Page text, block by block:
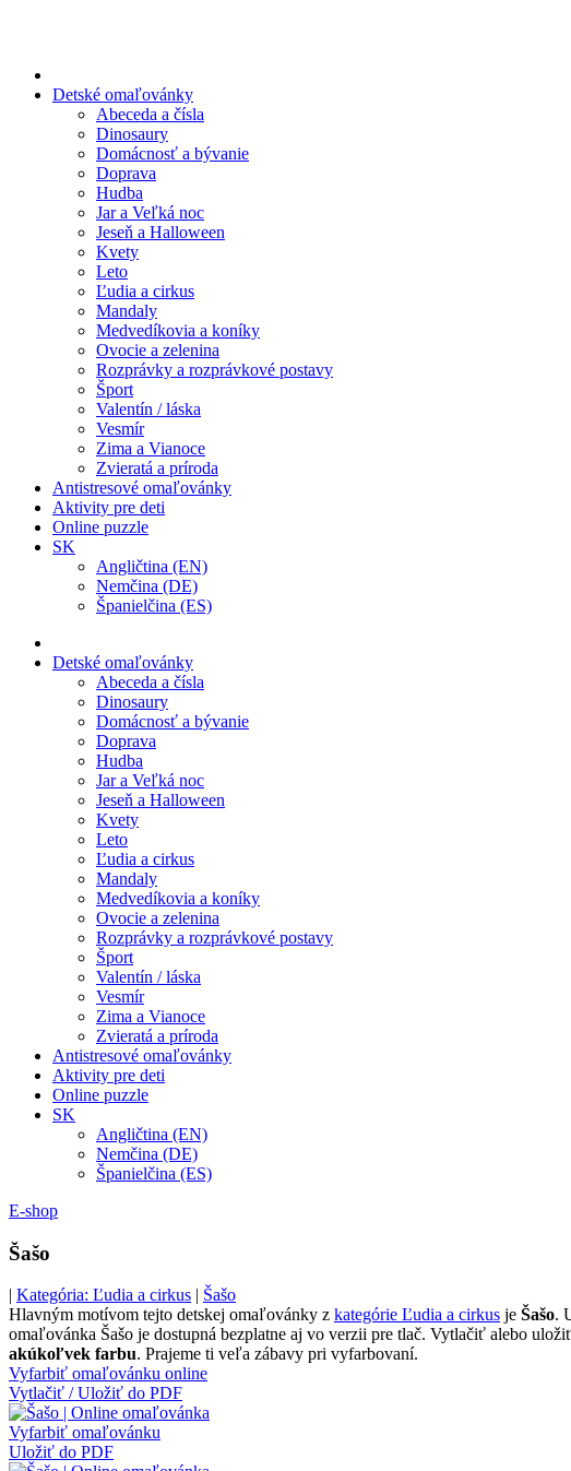
Detské omaľovánky
Abeceda a čísla
Dinosaury
Domácnosť a bývanie
Doprava
Hudba
Jar a Veľká noc
Jeseň a Halloween
Kvety
Leto
Ľudia a cirkus
Mandaly
Medvedíkovia a koníky
Ovocie a zelenina
Rozprávky a rozprávkové postavy
Šport
Valentín / láska
Vesmír
Zima a Vianoce
Zvieratá a príroda
Antistresové omaľovánky
Aktivity pre deti
Online puzzle
SK
Angličtina (EN)
Nemčina (DE)
Španielčina (ES)
Detské omaľovánky
Abeceda a čísla
Dinosaury
Domácnosť a bývanie
Doprava
Hudba
Jar a Veľká noc
Jeseň a Halloween
Kvety
Leto
Ľudia a cirkus
Mandaly
Medvedíkovia a koníky
Ovocie a zelenina
Rozprávky a rozprávkové postavy
Šport
Valentín / láska
Vesmír
Zima a Vianoce
Zvieratá a príroda
Antistresové omaľovánky
Aktivity pre deti
Online puzzle
SK
Angličtina (EN)
Nemčina (DE)
Španielčina (ES)
E-shop
Šašo
| Kategória: Ľudia a cirkus | Šašo
Hlavným motívom tejto detskej omaľovánky z kategórie Ľudia a cirkus je Šašo.
omaľovánka Šašo je dostupná bezplatne aj vo verzii pre tlač. Vytlačiť alebo
akúkoľvek farbu. Prajeme ti veľa zábavy pri vyfarbovaní.
Vyfarbiť omaľovánku online
Vytlačiť / Uložiť do PDF
Vyfarbiť omaľovánku
Uložiť do PDF